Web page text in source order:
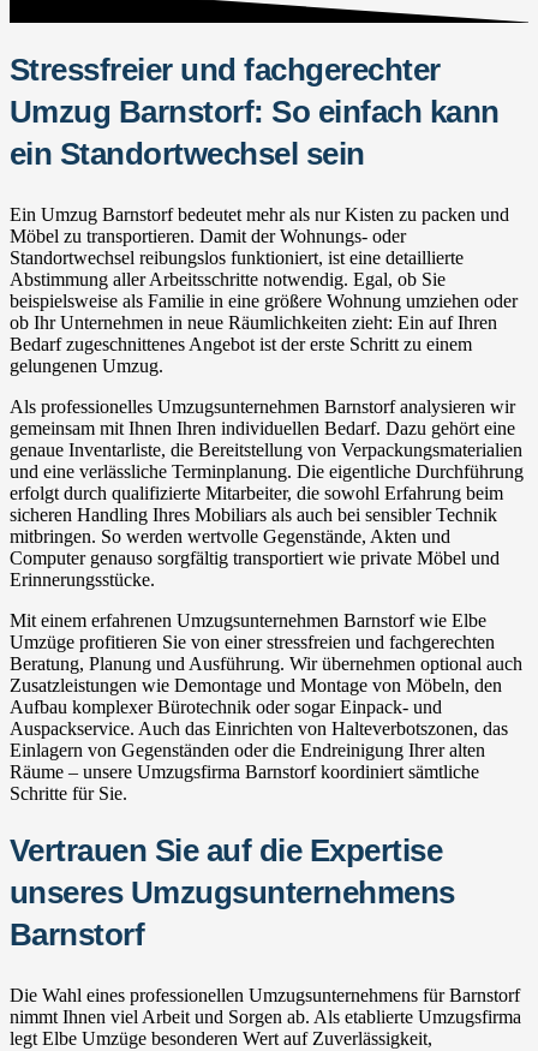
Stressfreier und fachgerechter
Umzug Barnstorf: So einfach kann
ein Standortwechsel sein
Ein Umzug Barnstorf bedeutet mehr als nur Kisten zu packen und
Möbel zu transportieren. Damit der Wohnungs- oder
Standortwechsel reibungslos funktioniert, ist eine detaillierte
Abstimmung aller Arbeitsschritte notwendig. Egal, ob Sie
beispielsweise als Familie in eine größere Wohnung umziehen oder
ob Ihr Unternehmen in neue Räumlichkeiten zieht: Ein auf Ihren
Bedarf zugeschnittenes Angebot ist der erste Schritt zu einem
gelungenen Umzug.
Als professionelles Umzugsunternehmen Barnstorf analysieren wir
gemeinsam mit Ihnen Ihren individuellen Bedarf. Dazu gehört eine
genaue Inventarliste, die Bereitstellung von Verpackungsmaterialien
und eine verlässliche Terminplanung. Die eigentliche Durchführung
erfolgt durch qualifizierte Mitarbeiter, die sowohl Erfahrung beim
sicheren Handling Ihres Mobiliars als auch bei sensibler Technik
mitbringen. So werden wertvolle Gegenstände, Akten und
Computer genauso sorgfältig transportiert wie private Möbel und
Erinnerungsstücke.
Mit einem erfahrenen Umzugsunternehmen Barnstorf wie Elbe
Umzüge profitieren Sie von einer stressfreien und fachgerechten
Beratung, Planung und Ausführung. Wir übernehmen optional auch
Zusatzleistungen wie Demontage und Montage von Möbeln, den
Aufbau komplexer Bürotechnik oder sogar Einpack- und
Auspackservice. Auch das Einrichten von Halteverbotszonen, das
Einlagern von Gegenständen oder die Endreinigung Ihrer alten
Räume – unsere Umzugsfirma Barnstorf koordiniert sämtliche
Schritte für Sie.
Vertrauen Sie auf die Expertise
unseres Umzugsunternehmens
Barnstorf
Die Wahl eines professionellen Umzugsunternehmens für Barnstorf
nimmt Ihnen viel Arbeit und Sorgen ab. Als etablierte Umzugsfirma
legt Elbe Umzüge besonderen Wert auf Zuverlässigkeit,